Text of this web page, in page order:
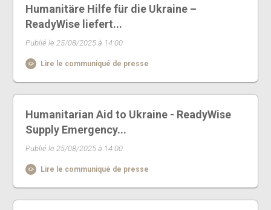
Humanitäre Hilfe für die Ukraine –
ReadyWise liefert...
Publié le 25/08/2025 à 14:00
Lire le communiqué de presse
Humanitarian Aid to Ukraine - ReadyWise
Supply Emergency...
Publié le 25/08/2025 à 14:00
Lire le communiqué de presse